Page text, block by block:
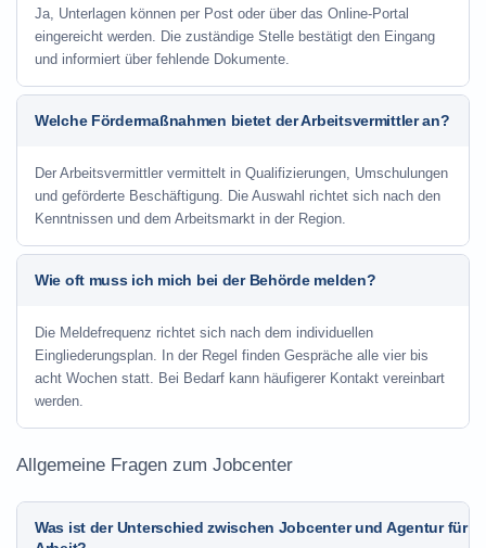
Ja, Unterlagen können per Post oder über das Online-Portal
eingereicht werden. Die zuständige Stelle bestätigt den Eingang
und informiert über fehlende Dokumente.
Welche Fördermaßnahmen bietet der Arbeitsvermittler an?
Der Arbeitsvermittler vermittelt in Qualifizierungen, Umschulungen
und geförderte Beschäftigung. Die Auswahl richtet sich nach den
Kenntnissen und dem Arbeitsmarkt in der Region.
Wie oft muss ich mich bei der Behörde melden?
Die Meldefrequenz richtet sich nach dem individuellen
Eingliederungsplan. In der Regel finden Gespräche alle vier bis
acht Wochen statt. Bei Bedarf kann häufigerer Kontakt vereinbart
werden.
Allgemeine Fragen zum Jobcenter
Was ist der Unterschied zwischen Jobcenter und Agentur für